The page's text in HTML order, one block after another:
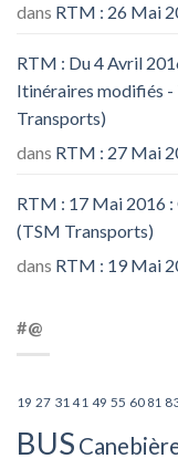
dans RTM : 26 Mai
RTM : Du 4 Avril
Itinéraires modifiés
Transports)
dans RTM : 27 Mai
RTM : 17 Mai 2016
(TSM Transports)
dans RTM : 19 Mai
#@
19 27 31 41 49 55 60 81
BUS